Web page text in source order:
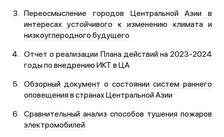
Переосмысление городов Центральной Азии в
интересах устойчивого к изменению климата и
низкоуглеродного будущего
Отчет о реализации Плана действий на 2023-2024
годы по внедрению ИКТ в ЦА
Обзорный документ о состоянии систем раннего
оповещения в странах Центральной Азии
Сравнительный анализ способов тушения пожаров
электромобилей